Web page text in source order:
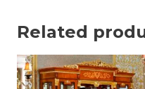
Related